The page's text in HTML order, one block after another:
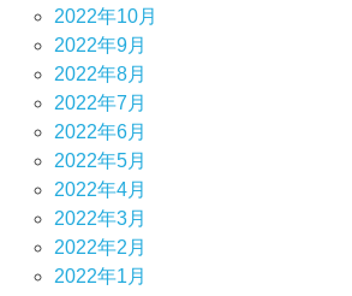
2022年10月
2022年9月
2022年8月
2022年7月
2022年6月
2022年5月
2022年4月
2022年3月
2022年2月
2022年1月